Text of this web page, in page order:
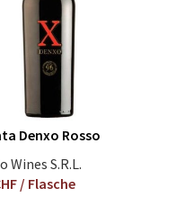
Denxo Rosso
Wines S.R.L.
/ Flasche